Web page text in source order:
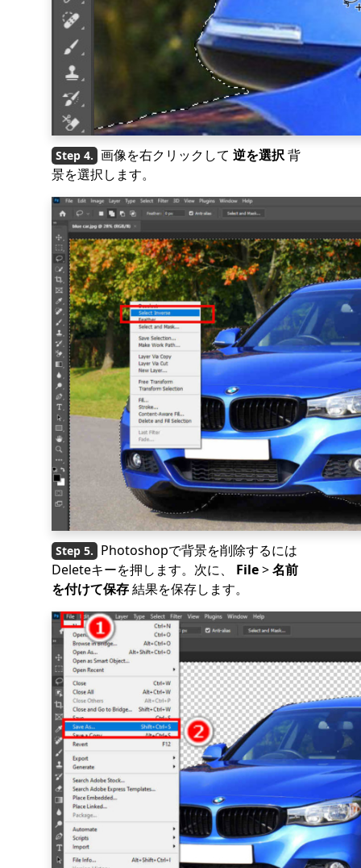
画像を右クリックして 逆を選択背
景を選択します。
Photoshopで背景を削除するには
Deleteキーを押します。次に、 File>名前
を付けて保存結果を保存します。